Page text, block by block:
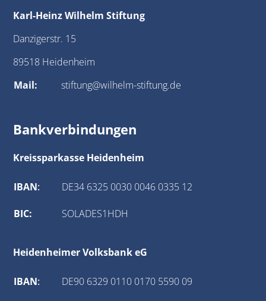
Karl-Heinz Wilhelm Stiftung
Danzigerstr. 15
89518 Heidenheim
Mail:
stiftung@wilhelm-stiftung.de
Bankverbindungen
Kreissparkasse Heidenheim
IBAN: DE34 6325 0030 0046 0335 12
BIC: SOLADES1HDH
Heidenheimer Volksbank eG
IBAN: DE90 6329 0110 0170 5590 09